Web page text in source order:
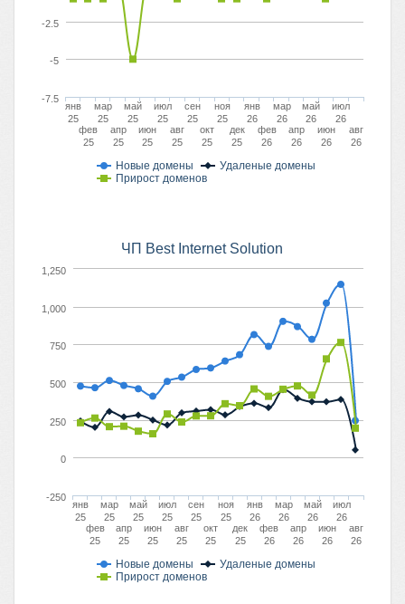
Новые домены
Удаленые домены
Прирост доменов
янв
25
фев
25
мар
25
апр
25
май
25
июн
25
июл
25
авг
25
сен
25
окт
25
ноя
25
дек
25
янв
26
фев
26
мар
26
апр
26
май
26
июн
26
июл
26
авг
26
-7.5
-5
-2.5
ЧП Best Internet Solution
Новые домены
Удаленые домены
Прирост доменов
янв
25
фев
25
мар
25
апр
25
май
25
июн
25
июл
25
авг
25
сен
25
окт
25
ноя
25
дек
25
янв
26
фев
26
мар
26
апр
26
май
26
июн
26
июл
26
авг
26
-250
0
250
500
750
1,000
1,250